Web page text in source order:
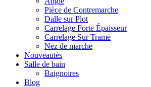
Pièce de Contremarche
Dalle sur Plot
Carrelage Forte Épaisseur
Carrelage Sur Trame
Nez de marche
Nouveautés
Salle de bain
Baignoires
Blog